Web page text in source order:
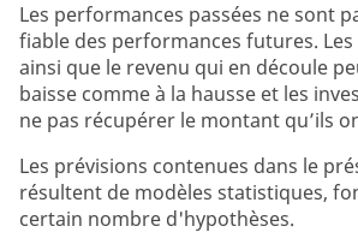
Les performances passées ne sont
fiable des performances futures.
ainsi que le revenu qui en découle
baisse comme à la hausse et les
ne pas récupérer le montant qu’ils
Les prévisions contenues dans le
résultent de modèles statistiques,
certain nombre d'hypothèses.